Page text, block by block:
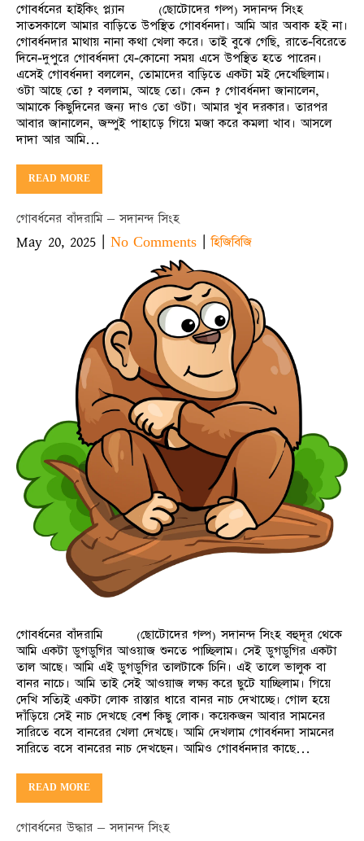
গোবর্ধনের হাইকিং প্ল্যান (ছোটোদের গল্প) সদানন্দ সিংহ
সাতসকালে আমার বাড়িতে উপস্থিত গোবর্ধনদা। আমি আর অবাক হই না।
গোবর্ধনদার মাথায় নানা কথা খেলা করে। তাই বুঝে গেছি, রাতে-বিরেতে
দিনে-দুপুরে গোবর্ধনদা যে-কোনো সময় এসে উপস্থিত হতে পারেন।
এসেই গোবর্ধনদা বললেন, তোমাদের বাড়িতে একটা মই দেখেছিলাম।
ওটা আছে তো ? বললাম, আছে তো। কেন ? গোবর্ধনদা জানালেন,
আমাকে কিছুদিনের জন্য দাও তো ওটা। আমার খুব দরকার। তারপর
আবার জানালেন, জম্পুই পাহাড়ে গিয়ে মজা করে কমলা খাব। আসলে
দাদা আর আমি…
READ MORE
গোবর্ধনের বাঁদরামি – সদানন্দ সিংহ
May 20, 2025 | No Comments |হিজিবিজি
গোবর্ধনের বাঁদরামি (ছোটোদের গল্প) সদানন্দ সিংহ বহুদূর থেকে
আমি একটা ডুগডুগির আওয়াজ শুনতে পাচ্ছিলাম। সেই ডুগডুগির একটা
তাল আছে। আমি এই ডুগডুগির তালটাকে চিনি। এই তালে ভালুক বা
বানর নাচে। আমি তাই সেই আওয়াজ লক্ষ্য করে ছুটে যাচ্ছিলাম। গিয়ে
দেখি সত্যিই একটা লোক রাস্তার ধারে বানর নাচ দেখাচ্ছে। গোল হয়ে
দাঁড়িয়ে সেই নাচ দেখছে বেশ কিছু লোক। কয়েকজন আবার সামনের
সারিতে বসে বানরের খেলা দেখছে। আমি দেখলাম গোবর্ধনদা সামনের
সারিতে বসে বানরের নাচ দেখছেন। আমিও গোবর্ধনদার কাছে…
READ MORE
গোবর্ধনের উদ্ধার – সদানন্দ সিংহ